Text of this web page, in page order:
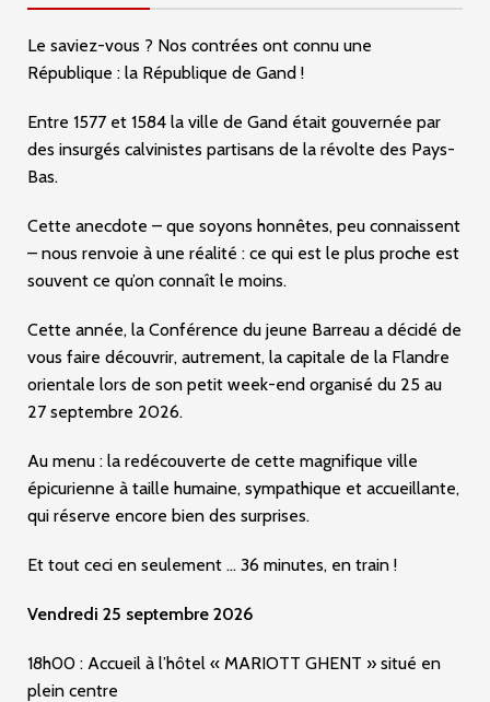
Le saviez-vous ? Nos contrées ont connu une
République : la République de Gand !
Entre 1577 et 1584 la ville de Gand était gouvernée par
des insurgés calvinistes partisans de la révolte des Pays-
Bas.
Cette anecdote – que soyons honnêtes, peu connaissent
– nous renvoie à une réalité : ce qui est le plus proche est
souvent ce qu’on connaît le moins.
Cette année, la Conférence du jeune Barreau a décidé de
vous faire découvrir, autrement, la capitale de la Flandre
orientale lors de son petit week-end organisé du 25 au
27 septembre 2026.
Au menu : la redécouverte de cette magnifique ville
épicurienne à taille humaine, sympathique et accueillante,
qui réserve encore bien des surprises.
Et tout ceci en seulement … 36 minutes, en train !
Vendredi 25 septembre 2026
18h00 : Accueil à l’hôtel « MARIOTT GHENT » situé en
plein centre